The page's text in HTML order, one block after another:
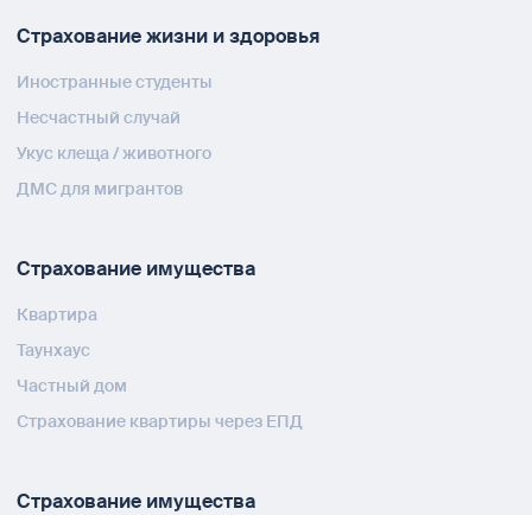
Страхование жизни и здоровья
Иностранные студенты
Несчастный случай
Укус клеща / животного
ДМС для мигрантов
Страхование имущества
Квартира
Таунхаус
Частный дом
Страхование квартиры через ЕПД
Страхование имущества